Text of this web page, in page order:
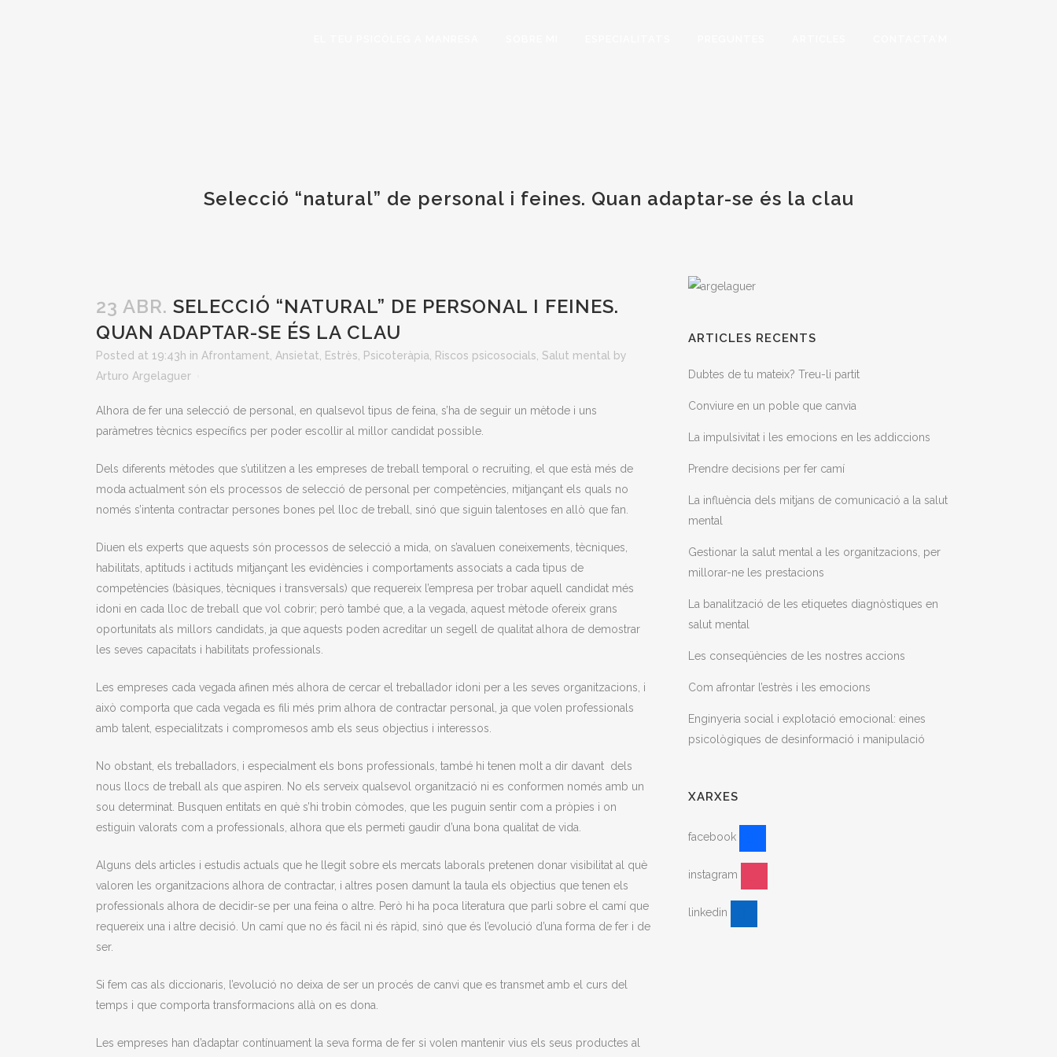
Selecció “natural” de personal i feines. Quan adaptar-se és la clau
23 ABR. SELECCIÓ “NATURAL” DE PERSONAL I FEINES.
QUAN ADAPTAR-SE ÉS LA CLAU
Posted at 19:43h in Afrontament Ansietat Estrès Psicoteràpia Riscos psicosocials Salut mental
by
Arturo Argelaguer
Alhora de fer una selecció de personal, en qualsevol tipus de feina, s’ha de seguir un mètode i uns
paràmetres tècnics específics per poder escollir al millor candidat possible.
Dels diferents mètodes que s’utilitzen a les empreses de treball temporal o recruiting, el que està més de
moda actualment són els processos de selecció de personal per competències, mitjançant els quals no
només s’intenta contractar persones bones pel lloc de treball, sinó que siguin talentoses en allò que fan.
Diuen els experts que aquests són processos de selecció a mida, on s’avaluen coneixements, tècniques,
habilitats, aptituds i actituds mitjançant les evidències i comportaments associats a cada tipus de
competències (bàsiques, tècniques i transversals) que requereix l’empresa per trobar aquell candidat més
idoni en cada lloc de treball que vol cobrir; però també que, a la vegada, aquest mètode ofereix grans
oportunitats als millors candidats, ja que aquests poden acreditar un segell de qualitat alhora de demostrar
les seves capacitats i habilitats professionals.
Les empreses cada vegada afinen més alhora de cercar el treballador idoni per a les seves organitzacions, i
això comporta que cada vegada es fili més prim alhora de contractar personal, ja que volen professionals
amb talent, especialitzats i compromesos amb els seus objectius i interessos.
No obstant, els treballadors, i especialment els bons professionals, també hi tenen molt a dir davant dels
nous llocs de treball als que aspiren. No els serveix qualsevol organització ni es conformen només amb un
sou determinat. Busquen entitats en què s’hi trobin còmodes, que les puguin sentir com a pròpies i on
estiguin valorats com a professionals, alhora que els permeti gaudir d’una bona qualitat de vida.
Alguns dels articles i estudis actuals que he llegit sobre els mercats laborals pretenen donar visibilitat al què
valoren les organitzacions alhora de contractar, i altres posen damunt la taula els objectius que tenen els
professionals alhora de decidir-se per una feina o altre. Però hi ha poca literatura que parli sobre el camí que
requereix una i altre decisió. Un camí que no és fàcil ni és ràpid, sinó que és l’evolució d’una forma de fer i de
ser.
Si fem cas als diccionaris, l’evolució no deixa de ser un procés de canvi que es transmet amb el curs del
temps i que comporta transformacions allà on es dona.
Les empreses han d’adaptar contínuament la seva forma de fer si volen mantenir vius els seus productes al
ARTICLES RECENTS
Dubtes de tu mateix? Treu-li partit
Conviure en un poble que canvia
La impulsivitat i les emocions en les addiccions
Prendre decisions per fer camí
La influència dels mitjans de comunicació a la salut
mental
Gestionar la salut mental a les organitzacions, per
millorar-ne les prestacions
La banalització de les etiquetes diagnòstiques en
salut mental
Les conseqüències de les nostres accions
Com afrontar l’estrès i les emocions
Enginyeria social i explotació emocional: eines
psicològiques de desinformació i manipulació
XARXES
facebook
instagram
linkedin